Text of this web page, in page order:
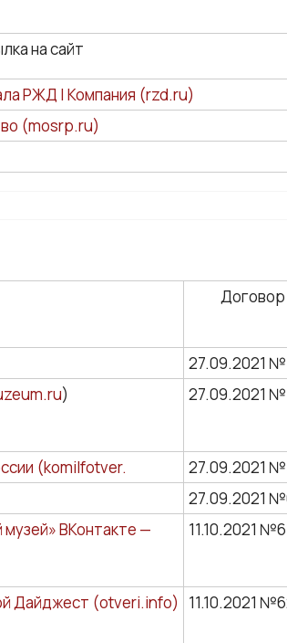
на сайт
РЖД | Компания (rzd.ru)
(mosrp.ru)
Договор
27.09.2021
) 27.09.2021
(komilfotver.
27.09.2021
27.09.2021
ВКонтакте —
11.10.2021
Дайджест (otveri.info) 11.10.2021